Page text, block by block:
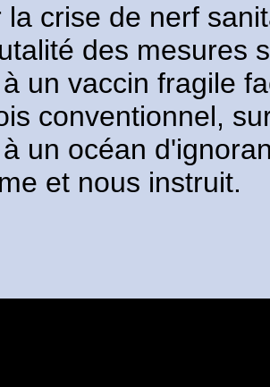
la crise de nerf
des mesures
un vaccin fragile
conventionnel,
un océan
et nous instruit.